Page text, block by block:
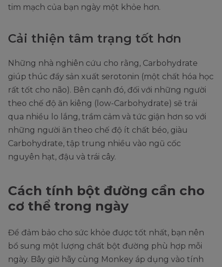
tim mạch của bạn ngày một khỏe hơn.
Cải thiện tâm trạng tốt hơn
Những nhà nghiên cứu cho rằng, Carbohydrate
giúp thúc đẩy sản xuất serotonin (một chất hóa học
rất tốt cho não). Bên cạnh đó, đối với những người
theo chế độ ăn kiêng (low-Carbohydrate) sẽ trải
qua nhiều lo lắng, trầm cảm và tức giận hơn so với
những người ăn theo chế độ ít chất béo, giàu
Carbohydrate, tập trung nhiều vào ngũ cốc
nguyên hạt, đậu và trái cây.
Cách tính bột đường cần cho
cơ thể trong ngày
Để đảm bảo cho sức khỏe được tốt nhất, bạn nên
bổ sung một lượng chất bột đường phù hợp mỗi
ngày. Bây giờ hãy cùng Monkey áp dụng vào tính